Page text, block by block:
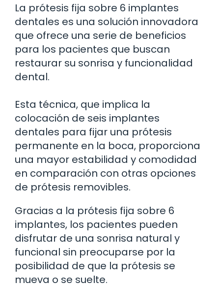
La prótesis fija sobre 6 implantes
dentales es una solución innovadora
que ofrece una serie de beneficios
para los pacientes que buscan
restaurar su sonrisa y funcionalidad
dental.
Esta técnica, que implica la
colocación de seis implantes
dentales para fijar una prótesis
permanente en la boca, proporciona
una mayor estabilidad y comodidad
en comparación con otras opciones
de prótesis removibles.
Gracias a la prótesis fija sobre 6
implantes, los pacientes pueden
disfrutar de una sonrisa natural y
funcional sin preocuparse por la
posibilidad de que la prótesis se
mueva o se suelte.